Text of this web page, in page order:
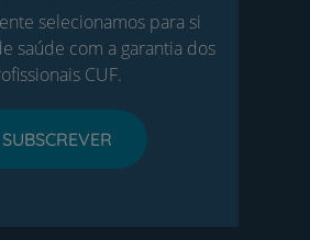
selecionamos para si
saúde com a garantia dos
CUF.
SUBSCREVER